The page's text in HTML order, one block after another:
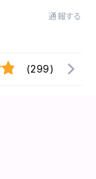
通報する
(299)